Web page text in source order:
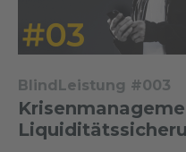
BlindLeistung #003